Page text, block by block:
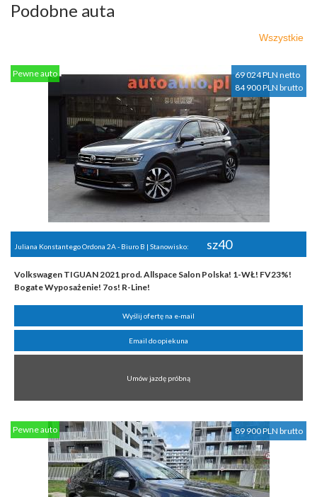
Podobne auta
Wszystkie
69 024 PLN netto
84 900 PLN brutto
Pewne auto
Juliana Konstantego Ordona 2A - Biuro B | Stanowisko: sz40
Volkswagen TIGUAN 2021 prod. Allspace Salon Polska! 1-WŁ! FV23%!
Bogate Wyposażenie! 7os! R-Line!
Wyślij ofertę na e-mail
Email do opiekuna
Umów jazdę próbną
89 900 PLN brutto
Pewne auto